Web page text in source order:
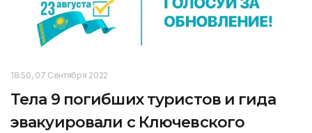
18:50, 07 Сентября 2022
Тела 9 погибших туристов и гида
эвакуировали с Ключевского